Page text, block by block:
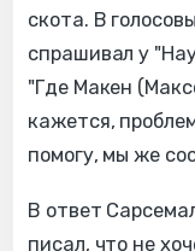
скота. В
спрашивал у
"Где Макен
кажется,
помогу, мы же
В ответ
писал, что не